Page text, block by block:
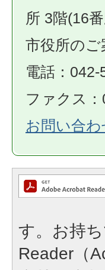
所 3階(16
市役所のご
電話：
ファクス
お問い合
す。お持
Reader（